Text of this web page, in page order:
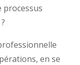
processus
en se